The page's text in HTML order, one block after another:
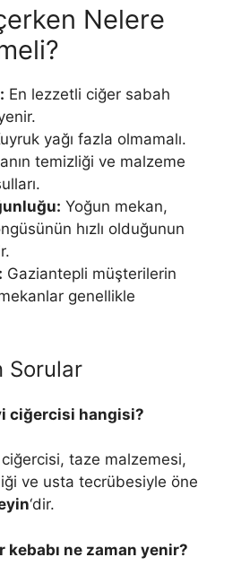
Nelere
En lezzetli ciğer sabah
yağı fazla olmamalı.
temizliği ve malzeme
Yoğun mekan,
hızlı olduğunun
Gaziantepli müşterilerin
genellikle
Sorular
ciğercisi hangisi?
taze malzemesi,
ve usta tecrübesiyle öne
‘dir.
kebabı ne zaman yenir?